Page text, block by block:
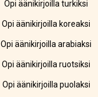
Opi äänikirjoilla turkiksi
Opi äänikirjoilla koreaksi
Opi äänikirjoilla arabiaksi
Opi äänikirjoilla ruotsiksi
Opi äänikirjoilla puolaksi